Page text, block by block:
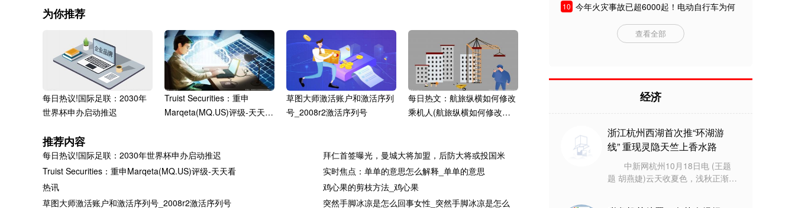
为你推荐
每日热议!国际足联：2030年
世界杯申办启动推迟
Truist Securities：重申
Marqeta(MQ.US)评级-天天看
草图大师激活账户和激活序列
号_2008r2激活序列号
每日热文：航旅纵横如何修改
乘机人(航旅纵横如何修改乘
24日20点以后可查分！@江苏
推荐内容
每日热议!国际足联：2030年世界杯申办启动推迟
Truist Securities：重申Marqeta(MQ.US)评级-天天看
热讯
草图大师激活账户和激活序列号_2008r2激活序列号
拜仁首签曝光，曼城大将加盟，后防大将或投国米
实时焦点：单单的意思怎么解释_单单的意思
鸡心果的剪枝方法_鸡心果
突然手脚冰凉是怎么回事女性_突然手脚冰凉是怎么
10 今年火灾事故已超6000起！电动自行车为何
查看全部
经济
浙江杭州西湖首次推“环湖游
线” 重现灵隐天竺上香水路
中新网杭州10月18日电 (王题
题 胡燕婕)云天收夏色，浅秋正渐